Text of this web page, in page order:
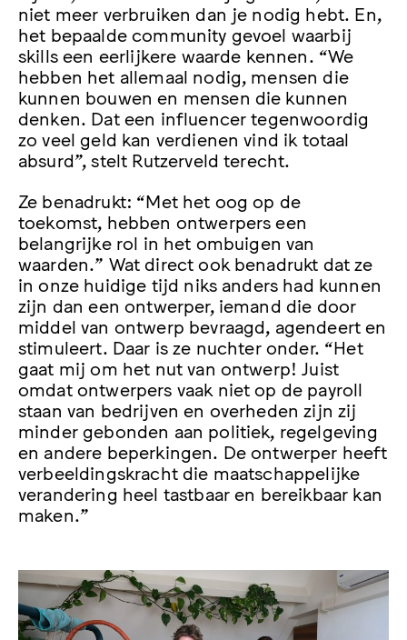
niet meer verbruiken dan je nodig hebt. En,
het bepaalde community gevoel waarbij
skills een eerlijkere waarde kennen. “We
hebben het allemaal nodig, mensen die
kunnen bouwen en mensen die kunnen
denken. Dat een influencer tegenwoordig
zo veel geld kan verdienen vind ik totaal
absurd”, stelt Rutzerveld terecht.
Ze benadrukt: “Met het oog op de
toekomst, hebben ontwerpers een
belangrijke rol in het ombuigen van
waarden.” Wat direct ook benadrukt dat ze
in onze huidige tijd niks anders had kunnen
zijn dan een ontwerper, iemand die door
middel van ontwerp bevraagd, agendeert en
stimuleert. Daar is ze nuchter onder. “Het
gaat mij om het nut van ontwerp! Juist
omdat ontwerpers vaak niet op de payroll
staan van bedrijven en overheden zijn zij
minder gebonden aan politiek, regelgeving
en andere beperkingen. De ontwerper heeft
verbeeldingskracht die maatschappelijke
verandering heel tastbaar en bereikbaar kan
maken.”